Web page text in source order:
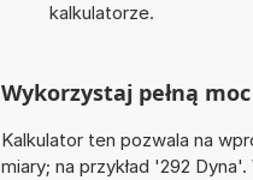
kalkulatorze.
Wykorzystaj pełną
Kalkulator ten pozwala na
miary; na przykład '292